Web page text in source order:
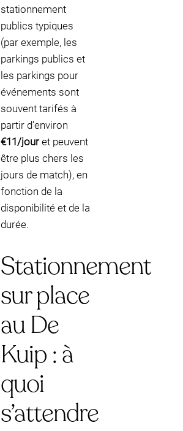
stationnement
publics typiques
(par exemple, les
parkings publics et
les parkings pour
événements sont
souvent tarifés à
partir d’environ
€11/jouret peuvent
être plus chers les
jours de match), en
fonction de la
disponibilité et de la
durée.
Stationnement
sur place
au De
Kuip : à
quoi
s’attendre